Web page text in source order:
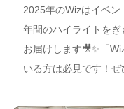
2025年のWizはイベ
年間のハイライトを
お届けします🎥✨「
いる方は必見です！